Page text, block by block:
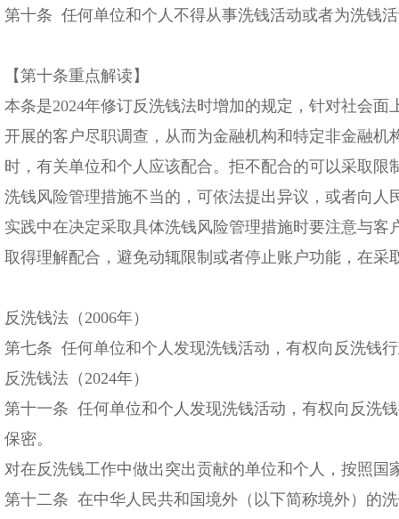
第十条 任何单位和个人不得从事洗钱活动或者为洗钱
【第十条重点解读】
本条是2024年修订反洗钱法时增加的规定，针对社会
开展的客户尽职调查，从而为金融机构和特定非金融
时，有关单位和个人应该配合。拒不配合的可以采取
洗钱风险管理措施不当的，可依法提出异议，或者向人
实践中在决定采取具体洗钱风险管理措施时要注意与
取得理解配合，避免动辄限制或者停止账户功能，在
反洗钱法（2006年）
第七条 任何单位和个人发现洗钱活动，有权向反洗钱
反洗钱法（2024年）
第十一条 任何单位和个人发现洗钱活动，有权向反洗
保密。
对在反洗钱工作中做出突出贡献的单位和个人，按照国
第十二条 在中华人民共和国境外（以下简称境外）的